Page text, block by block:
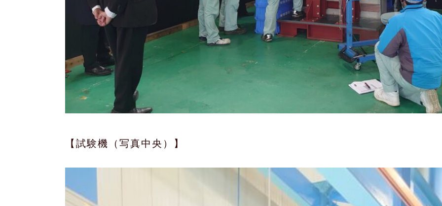
【試験機（写真中央）】